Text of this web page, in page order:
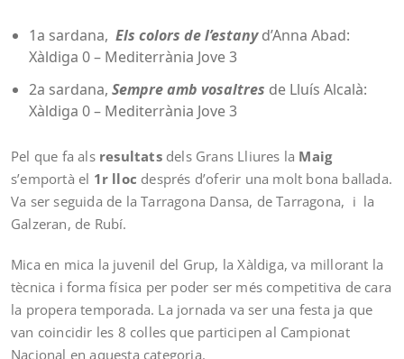
1a sardana, Els colors de l’estanyd’Anna Abad:
Xàldiga 0 – Mediterrània Jove 3
2a sardana, Sempre amb vosaltres de Lluís Alcalà:
Xàldiga 0 – Mediterrània Jove 3
Pel que fa als resultatsdels Grans Lliures la Maig
s’emportà el 1r lloc després d’oferir una molt bona ballada.
Va ser seguida de la Tarragona Dansa, de Tarragona, i la
Galzeran, de Rubí.
Mica en mica la juvenil del Grup, la Xàldiga, va millorant la
tècnica i forma física per poder ser més competitiva de cara
la propera temporada. La jornada va ser una festa ja que
van coincidir les 8 colles que participen al Campionat
Nacional en aquesta categoria.